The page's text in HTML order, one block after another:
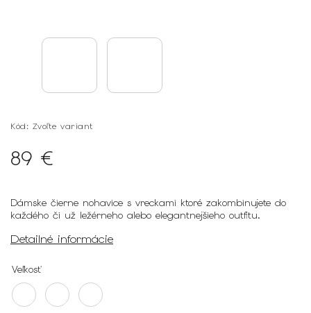
Kód: Zvoľte variant
89 €
Dámske čierne nohavice s vreckami ktoré zakombinujete do
každého či už ležérneho alebo elegantnejšieho outfitu.
Detailné informácie
Veľkosť